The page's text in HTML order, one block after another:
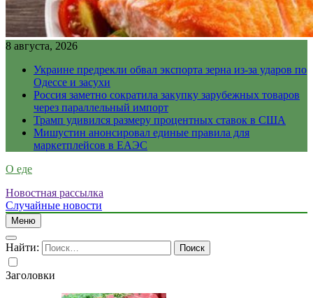
8 августа, 2026
Украине предрекли обвал экспорта зерна из-за ударов по
Одессе и засухи
Россия заметно сократила закупку зарубежных товаров
через параллельный импорт
Трамп удивился размеру процентных ставок в США
Мишустин анонсировал единые правила для
маркетплейсов в ЕАЭС
О еде
Новостная рассылка
Случайные новости
Меню
Найти:
Заголовки